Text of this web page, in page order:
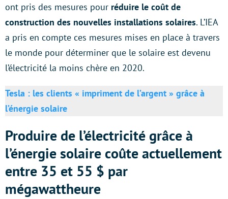
ont pris des mesures pour réduire le coût de
construction des nouvelles installations solaires. L’IEA
a pris en compte ces mesures mises en place à travers
le monde pour déterminer que le solaire est devenu
l’électricité la moins chère en 2020.
Tesla : les clients « impriment de l’argent » grâce à
l’énergie solaire
Produire de l’électricité grâce à
l’énergie solaire coûte actuellement
entre 35 et 55 $ par
mégawattheure